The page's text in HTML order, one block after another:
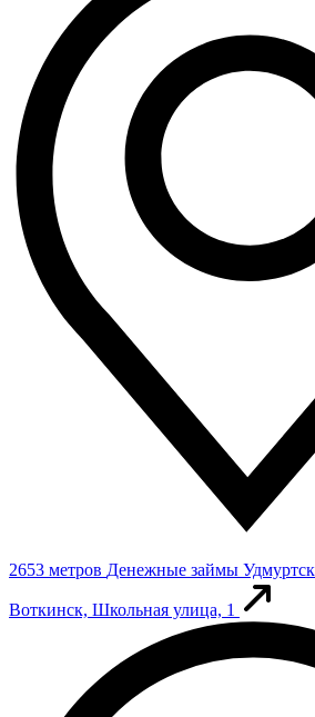
2653 метров Денежные займы
Воткинск, Школьная улица, 1